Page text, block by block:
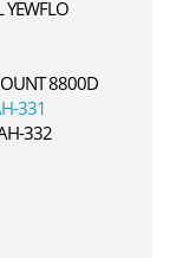
8800D
331
332